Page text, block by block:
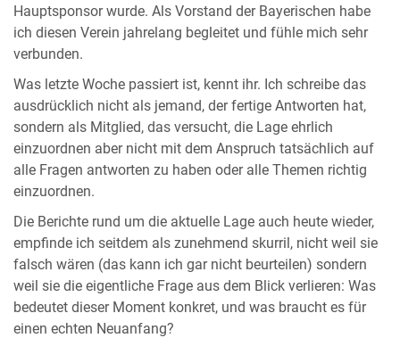
Hauptsponsor wurde. Als Vorstand der Bayerischen habe
ich diesen Verein jahrelang begleitet und fühle mich sehr
verbunden.
Was letzte Woche passiert ist, kennt ihr. Ich schreibe das
ausdrücklich nicht als jemand, der fertige Antworten hat,
sondern als Mitglied, das versucht, die Lage ehrlich
einzuordnen aber nicht mit dem Anspruch tatsächlich auf
alle Fragen antworten zu haben oder alle Themen richtig
einzuordnen.
Die Berichte rund um die aktuelle Lage auch heute wieder,
empfinde ich seitdem als zunehmend skurril, nicht weil sie
falsch wären (das kann ich gar nicht beurteilen) sondern
weil sie die eigentliche Frage aus dem Blick verlieren: Was
bedeutet dieser Moment konkret, und was braucht es für
einen echten Neuanfang?